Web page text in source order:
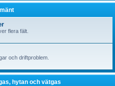
flera fält.
och driftproblem.
hytan och vätgas